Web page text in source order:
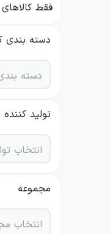
فقط
دسته بندی
دسته
تولید کننده
انتخاب
مجموعه
انتخاب